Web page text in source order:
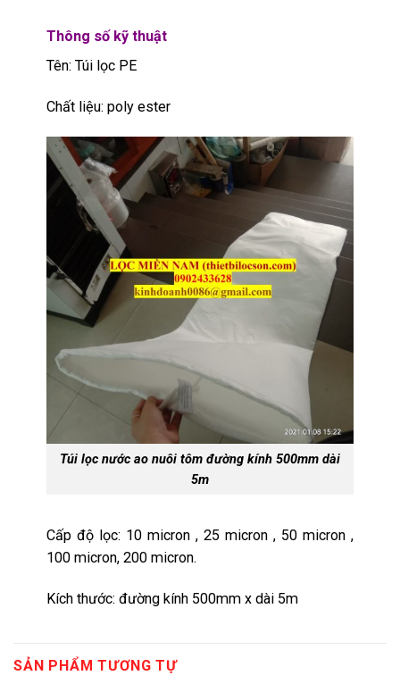
Thông số kỹ thuật
Tên: Túi lọc PE
Chất liệu: poly ester
Túi lọc nước ao nuôi tôm đường kính 500mm dài
5m
Cấp độ lọc: 10 micron , 25 micron , 50 micron ,
100 micron, 200 micron.
Kích thước: đường kính 500mm x dài 5m
SẢN PHẨM TƯƠNG TỰ